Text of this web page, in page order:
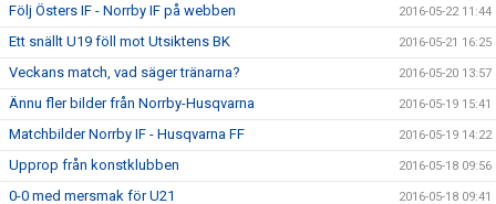
Följ Östers IF - Norrby IF på webben 2016-05-22 11:44
Ett snällt U19 föll mot Utsiktens BK 2016-05-21 16:25
Veckans match, vad säger tränarna? 2016-05-20 13:57
Ännu fler bilder från Norrby-Husqvarna 2016-05-19 15:41
Matchbilder Norrby IF - Husqvarna FF 2016-05-19 14:22
Upprop från konstklubben 2016-05-18 09:56
0-0 med mersmak för U21 2016-05-18 09:41